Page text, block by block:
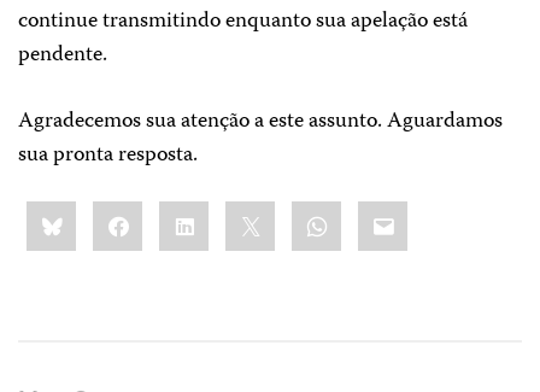
continue transmitindo enquanto sua apelação está
pendente.
Agradecemos sua atenção a este assunto. Aguardamos
sua pronta resposta.
Share
this:BlueskyFacebookLinkedIn WhatsApp
Email